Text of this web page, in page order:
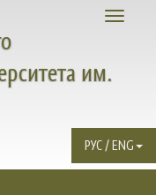
Toggle
им.
РУС / ENG